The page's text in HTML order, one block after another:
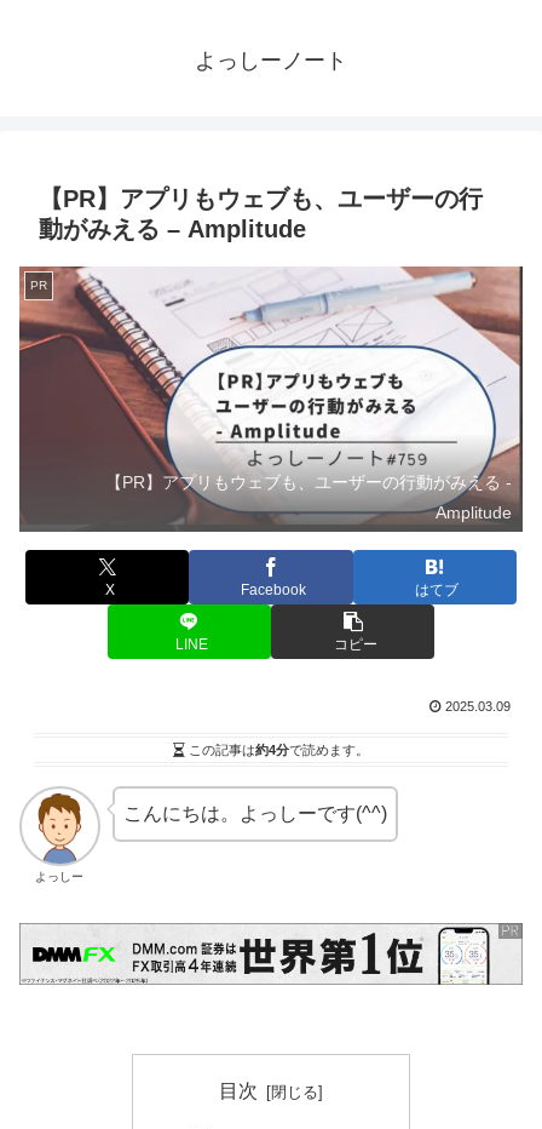
よっしーノート
【PR】アプリもウェブも、ユーザーの行
動がみえる – Amplitude
PR
【PR】アプリもウェブも、ユーザーの行動がみえる -
Amplitude
X Facebook はてブ
LINE コピー
2025.03.09
この記事は約4分で読めます。
よっしー
こんにちは。よっしーです(^^)
目次